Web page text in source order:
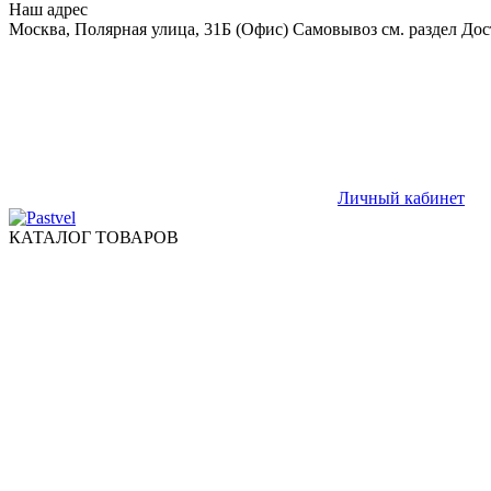
Наш адрес
Москва, Полярная улица, 31Б (Офис) Самовывоз см. раздел
Личный кабинет
КАТАЛОГ ТОВАРОВ